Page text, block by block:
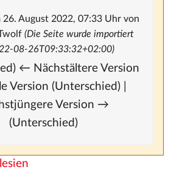
26. August 2022, 07:33 Uhr von
(Die Seite wurde importiert
08-26T09:33:32+02:00)
← Nächstältere Version
Version (Unterschied) |
Version →
(Unterschied)